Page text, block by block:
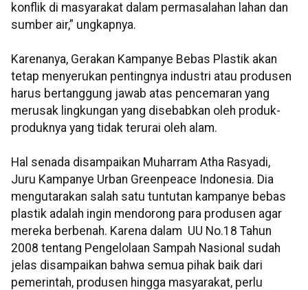
konflik di masyarakat dalam permasalahan lahan dan
sumber air,” ungkapnya.
Karenanya, Gerakan Kampanye Bebas Plastik akan
tetap menyerukan pentingnya industri atau produsen
harus bertanggung jawab atas pencemaran yang
merusak lingkungan yang disebabkan oleh produk-
produknya yang tidak terurai oleh alam.
Hal senada disampaikan Muharram Atha Rasyadi,
Juru Kampanye Urban Greenpeace Indonesia. Dia
mengutarakan salah satu tuntutan kampanye bebas
plastik adalah ingin mendorong para produsen agar
mereka berbenah. Karena dalam UU No.18 Tahun
2008 tentang Pengelolaan Sampah Nasional sudah
jelas disampaikan bahwa semua pihak baik dari
pemerintah, produsen hingga masyarakat, perlu